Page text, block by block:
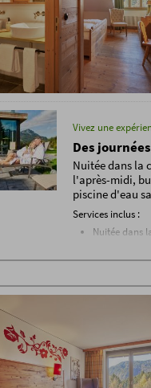
Vivez une
Des
Nuitée dans la
l'après-midi,
piscine d'eau
Services inclus :
Nuitée dans
Buffets à
Wi-Fi
Accès à
baignade
salon bien-
oasis de
Salle de